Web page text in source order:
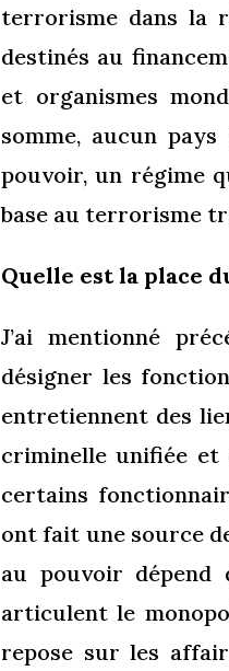
terrorisme dans la
destinés au
et organismes
somme, aucun
pouvoir, un régime
base au terrorisme
Quelle est la place
J’ai mentionné
désigner les
entretiennent des
criminelle unifiée et
certains
ont fait une source
au pouvoir
articulent le
repose sur les